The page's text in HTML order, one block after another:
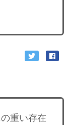
重い存在